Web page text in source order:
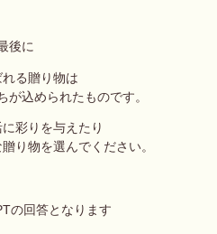
後に
る贈り物は
が込められたものです。
彩りを与えたり
り物を選んでください。
の回答となります